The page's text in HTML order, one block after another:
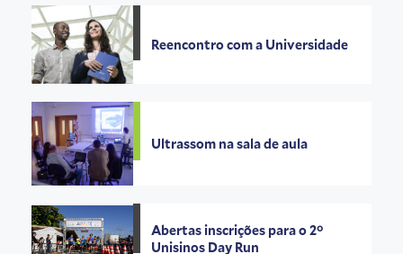
Reencontro com a Universidade
Ultrassom na sala de aula
Abertas inscrições para o 2°
Unisinos Day Run